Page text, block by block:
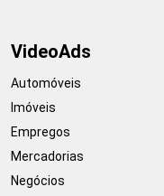
VideoAds
Automóveis
Imóveis
Empregos
Mercadorias
Negócios